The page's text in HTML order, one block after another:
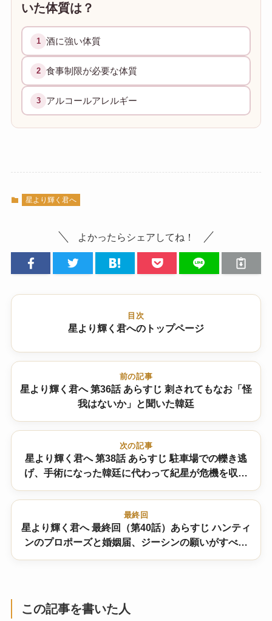
いた体質は？
1 酒に強い体質
2 食事制限が必要な体質
3 アルコールアレルギー
星より輝く君へ
よかったらシェアしてね！
目次
星より輝く君へのトップページ
前の記事
星より輝く君へ 第36話 あらすじ 刺されてもなお「怪
我はないか」と聞いた韓廷
次の記事
星より輝く君へ 第38話 あらすじ 駐車場での轢き逃
げ、手術になった韓廷に代わって紀星が危機を収め
最終回
星より輝く君へ 最終回（第40話）あらすじ ハンティ
ンのプロポーズと婚姻届、ジーシンの願いがすべて
この記事を書いた人